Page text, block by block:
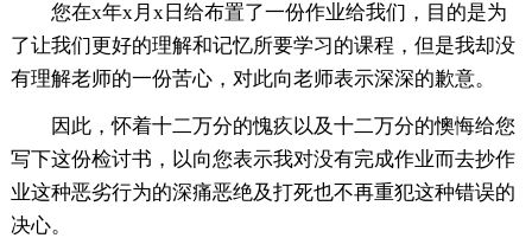
您在x年x月x日给布置了一份作业给我们，目的是为
了让我们更好的理解和记忆所要学习的课程，但是我却没
有理解老师的一份苦心，对此向老师表示深深的歉意。
因此，怀着十二万分的愧疚以及十二万分的懊悔给您
写下这份检讨书，以向您表示我对没有完成作业而去抄作
业这种恶劣行为的深痛恶绝及打死也不再重犯这种错误的
决心。